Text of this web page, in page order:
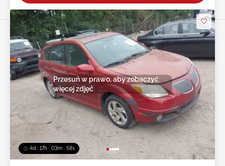
4d : 17h : 03m : 55s
Przesuń w prawo, aby zobaczyć
więcej zdjęć